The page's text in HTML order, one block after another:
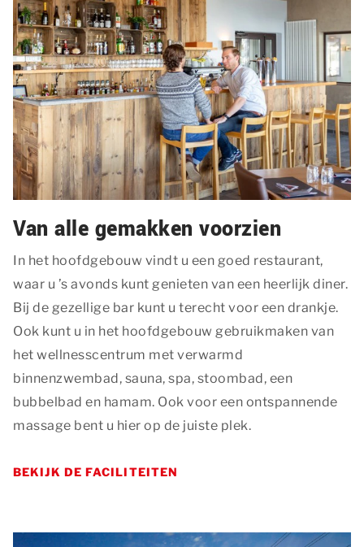
Van alle gemakken voorzien
In het hoofdgebouw vindt u een goed restaurant,
waar u ’s avonds kunt genieten van een heerlijk diner.
Bij de gezellige bar kunt u terecht voor een drankje.
Ook kunt u in het hoofdgebouw gebruikmaken van
het wellnesscentrum met verwarmd
binnenzwembad, sauna, spa, stoombad, een
bubbelbad en hamam. Ook voor een ontspannende
massage bent u hier op de juiste plek.
BEKIJK DE FACILITEITEN